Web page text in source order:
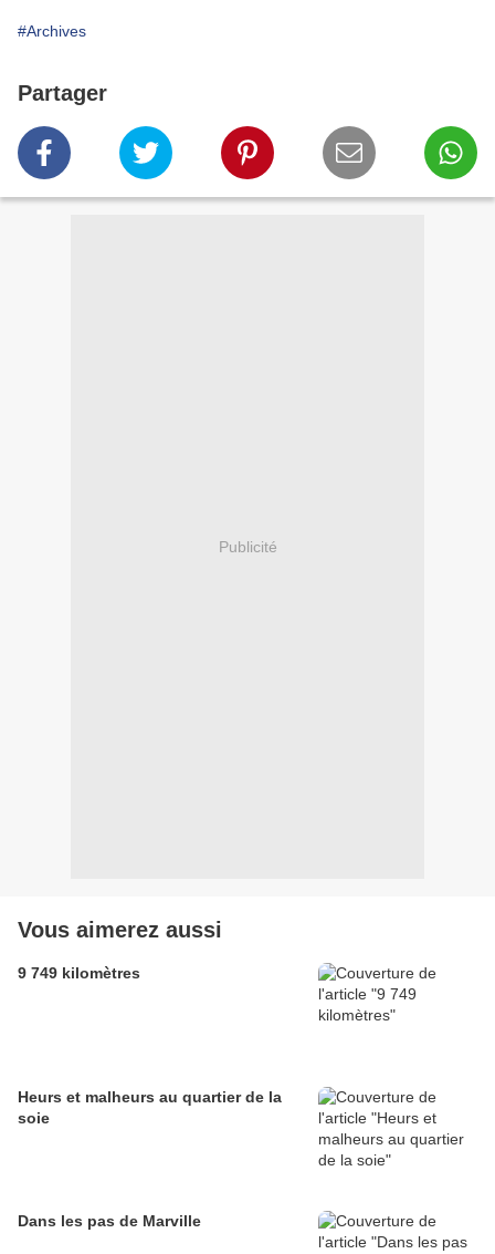
#Archives
Partager
Publicité
Vous aimerez aussi
9 749 kilomètres
Heurs et malheurs au quartier de la
soie
Dans les pas de Marville